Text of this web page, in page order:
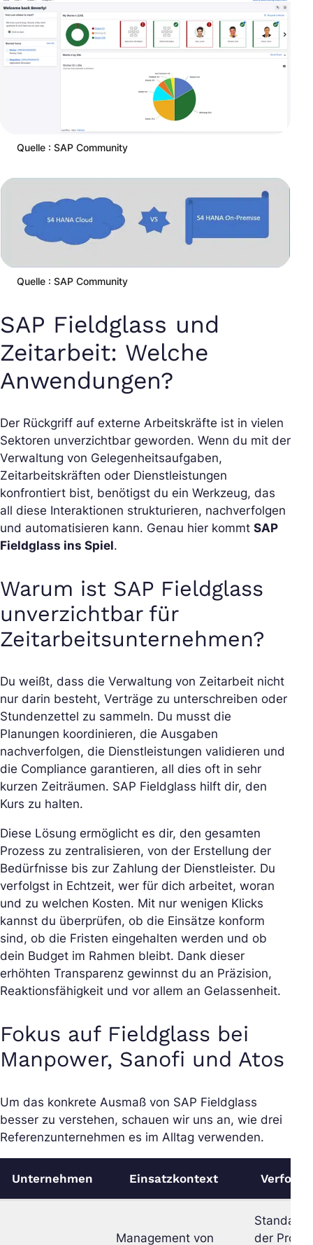
Quelle : SAP Community
Quelle : SAP Community
SAP Fieldglass und
Zeitarbeit: Welche
Anwendungen?
Der Rückgriff auf externe Arbeitskräfte ist in vielen
Sektoren unverzichtbar geworden. Wenn du mit der
Verwaltung von Gelegenheitsaufgaben,
Zeitarbeitskräften oder Dienstleistungen
konfrontiert bist, benötigst du ein Werkzeug, das
all diese Interaktionen strukturieren, nachverfolgen
und automatisieren kann. Genau hier kommt SAP
Fieldglass ins Spiel.
Warum ist SAP Fieldglass
unverzichtbar für
Zeitarbeitsunternehmen?
Du weißt, dass die Verwaltung von Zeitarbeit nicht
nur darin besteht, Verträge zu unterschreiben oder
Stundenzettel zu sammeln. Du musst die
Planungen koordinieren, die Ausgaben
nachverfolgen, die Dienstleistungen validieren und
die Compliance garantieren, all dies oft in sehr
kurzen Zeiträumen. SAP Fieldglass hilft dir, den
Kurs zu halten.
Diese Lösung ermöglicht es dir, den gesamten
Prozess zu zentralisieren, von der Erstellung der
Bedürfnisse bis zur Zahlung der Dienstleister. Du
verfolgst in Echtzeit, wer für dich arbeitet, woran
und zu welchen Kosten. Mit nur wenigen Klicks
kannst du überprüfen, ob die Einsätze konform
sind, ob die Fristen eingehalten werden und ob
dein Budget im Rahmen bleibt. Dank dieser
erhöhten Transparenz gewinnst du an Präzision,
Reaktionsfähigkeit und vor allem an Gelassenheit.
Fokus auf Fieldglass bei
Manpower, Sanofi und Atos
Um das konkrete Ausmaß von SAP Fieldglass
besser zu verstehen, schauen wir uns an, wie drei
Referenzunternehmen es im Alltag verwenden.
Unternehmen Einsatzkontext
Management von
der